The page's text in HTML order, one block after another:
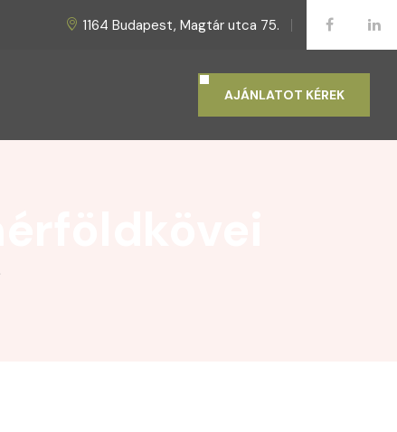
1164 Budapest, Magtár utca 75.
AJÁNLATOT KÉREK